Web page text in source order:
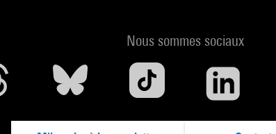
Nous sommes sociaux